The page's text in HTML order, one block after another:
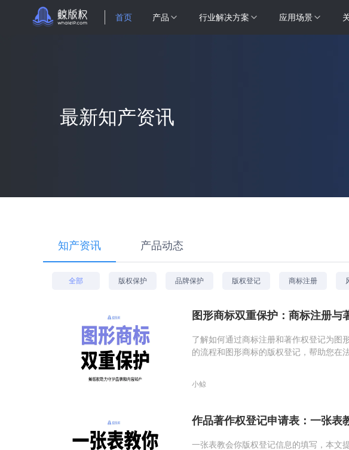
首页 产品 行业解决方案 应用场景
最新知产资讯
知产资讯 产品动态
全部 版权保护 品牌保护 版权登记 商标注册
图形商标双重保护：商标注册与
了解如何通过商标注册和著作权登记为图
的流程和图形商标的版权登记，帮助您在
小鲸
作品著作权登记申请表：一张表
一张表教会你版权登记信息的填写，本文